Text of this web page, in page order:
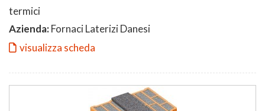
termici
Azienda:Fornaci Laterizi Danesi
visualizza scheda